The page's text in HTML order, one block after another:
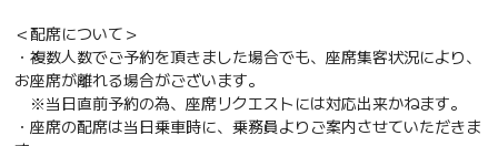
＜配席について＞
・複数人数でご予約を頂きました場合でも、座席集客状況により、
お座席が離れる場合がございます。
※当日直前予約の為、座席リクエストには対応出来かねます。
・座席の配席は当日乗車時に、乗務員よりご案内させていただきま